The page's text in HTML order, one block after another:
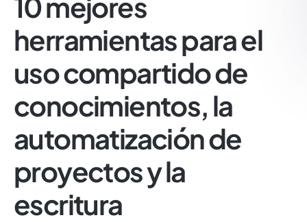
herramientas para el
uso compartido de
conocimientos, la
automatización de
proyectos y la
escritura